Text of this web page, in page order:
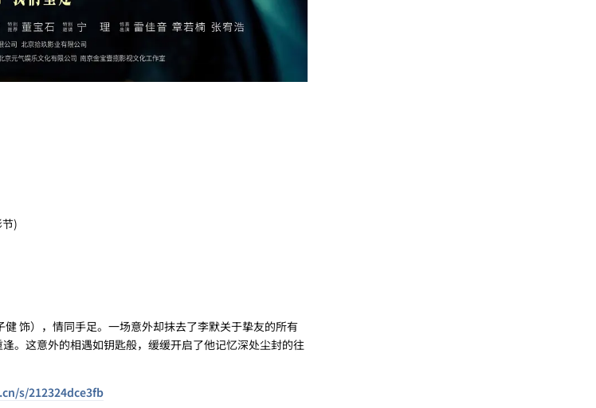
)
饰），情同手足。一场意外却抹去了李默关于挚友的所有
这意外的相遇如钥匙般，缓缓开启了他记忆深处尘封的往
s/212324dce3fb